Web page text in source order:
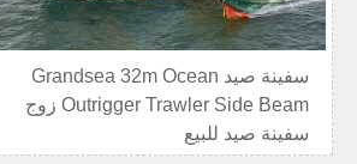
سفينة صيد Grandsea 32m Ocean
Outrigger Trawler Side Beam زوج
سفينة صيد للبيع